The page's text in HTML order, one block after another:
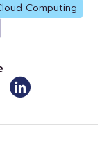
Computing